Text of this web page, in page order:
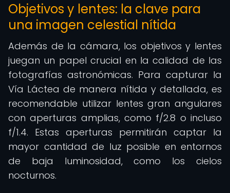
Objetivos y lentes: la clave para
una imagen celestial nítida
Además de la cámara, los objetivos y lentes
juegan un papel crucial en la calidad de las
fotografías astronómicas. Para capturar la
Vía Láctea de manera nítida y detallada, es
recomendable utilizar lentes gran angulares
con aperturas amplias, como f/2.8 o incluso
f/1.4. Estas aperturas permitirán captar la
mayor cantidad de luz posible en entornos
de baja luminosidad, como los cielos
nocturnos.